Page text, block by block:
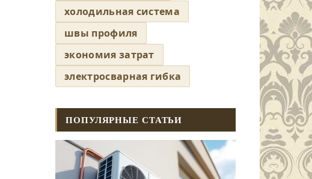
холодильная система
швы профиля
экономия затрат
электросварная гибка
ПОПУЛЯРНЫЕ СТАТЬИ